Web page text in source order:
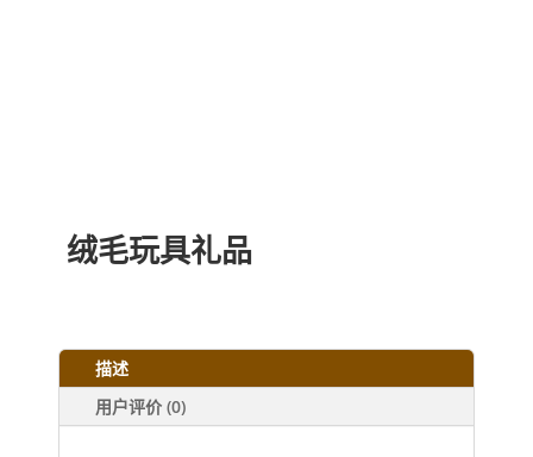
绒毛玩具礼品
描述
用户评价 (0)